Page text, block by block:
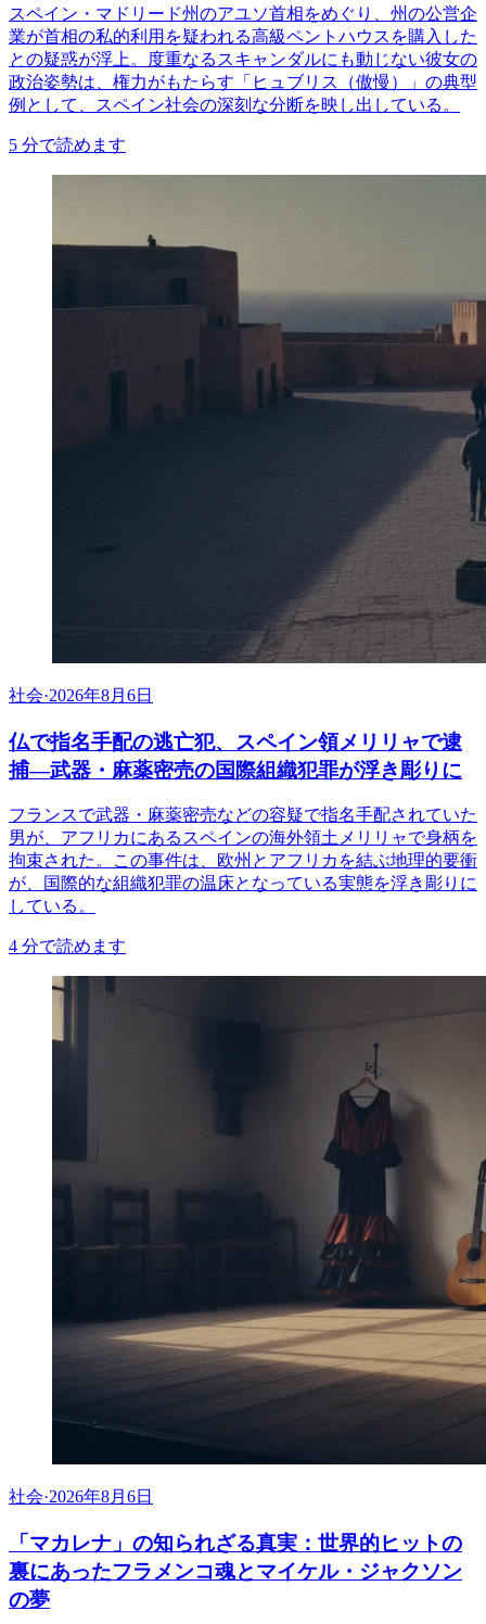
スペイン・マドリード州のアユソ首相をめぐり、州の公営企
業が首相の私的利用を疑われる高級ペントハウスを購入した
との疑惑が浮上。度重なるスキャンダルにも動じない彼女の
政治姿勢は、権力がもたらす「ヒュブリス（傲慢）」の典型
例として、スペイン社会の深刻な分断を映し出している。
5 分で読めます
社会·2026年8月6日
仏で指名手配の逃亡犯、スペイン領メリリャで逮
捕―武器・麻薬密売の国際組織犯罪が浮き彫りに
フランスで武器・麻薬密売などの容疑で指名手配されていた
男が、アフリカにあるスペインの海外領土メリリャで身柄を
拘束された。この事件は、欧州とアフリカを結ぶ地理的要衝
が、国際的な組織犯罪の温床となっている実態を浮き彫りに
している。
4 分で読めます
社会·2026年8月6日
「マカレナ」の知られざる真実：世界的ヒットの
裏にあったフラメンコ魂とマイケル・ジャクソン
の夢